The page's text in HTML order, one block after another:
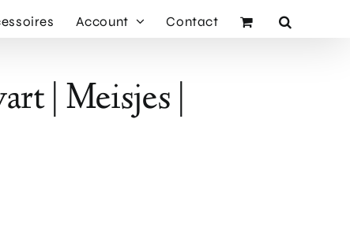
Account Contact
| Meisjes |